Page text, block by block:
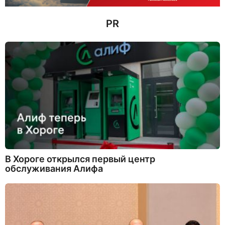
д
PR
В Хороге открылся первый центр
обслуживания Алифа